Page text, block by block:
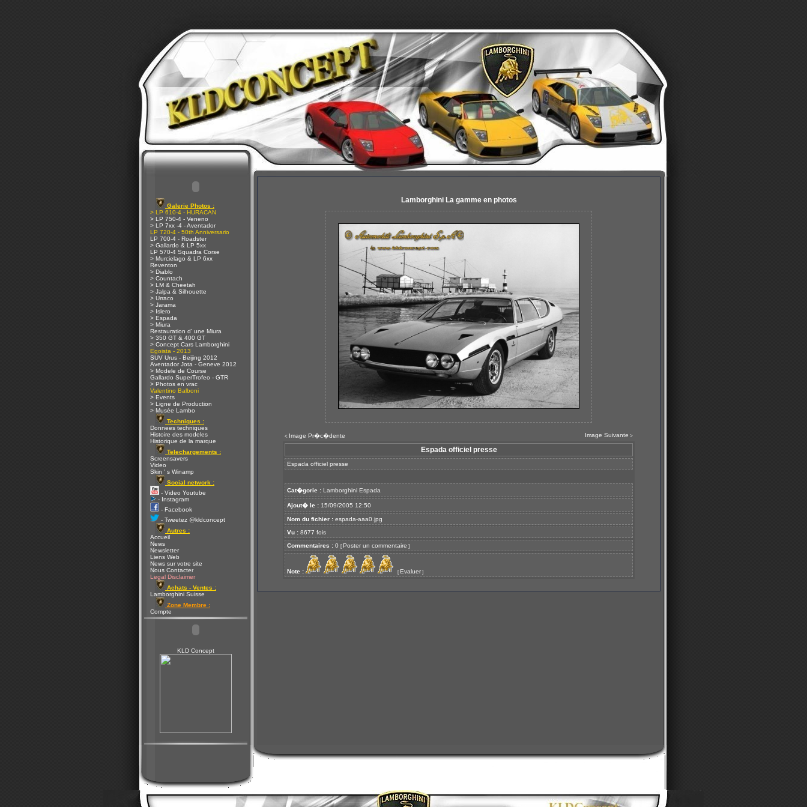
Galerie Photos :
> LP 610-4 - HURACAN
> LP 750-4 - Veneno
> LP 7xx -4 - Aventador
LP 720-4 - 50th Anniversario
LP 700-4 - Roadster
> Gallardo & LP 5xx
LP 570-4 Squadra Corse
> Murcielago & LP 6xx
Reventon
> Diablo
> Countach
> LM & Cheetah
> Jalpa & Silhouette
> Urraco
> Jarama
> Islero
> Espada
> Miura
Restauration d' une Miura
> 350 GT & 400 GT
> Concept Cars Lamborghini
Egoista - 2013
SUV Urus - Beijing 2012
Aventador Jota - Geneve 2012
> Modele de Course
Gallardo SuperTrofeo - GTR
> Photos en vrac
Valentino Balboni
> Events
> Ligne de Production
> Musée Lambo
Techniques :
Donnees techniques
Histoire des modeles
Historique de la marque
Telechargements :
Screensavers
Video
Skin ' s Winamp
Social network :
- Video Youtube
- Instagram
- Facebook
- Tweetez @kldconcept
Autres :
Accueil
News
Newsletter
Liens Web
News sur votre site
Nous Contacter
Legal Disclaimer
Achats - Ventes :
Lamborghini Suisse
Zone Membre :
Compte
KLD Concept
Lamborghini La gamme en photos
< Image Pr�c�dente Image Suivante >
Espada officiel presse
Espada officiel presse
Cat�gorie : Lamborghini Espada
Ajout� le : 15/09/2005 12:50
Nom du fichier : espada-aaa0.jpg
Vu : 8677 fois
Commentaires : 0 [ Poster un commentaire ]
Note : [ Evaluer ]